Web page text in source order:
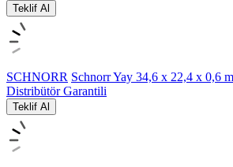
Teklif Al
SCHNORR Schnorr Yay 34,6 x 22,4 x 0,6
Distribütör Garantili
Teklif Al